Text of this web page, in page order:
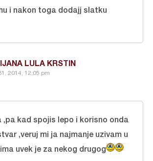
LULA KRSTIN
2014, 12:05 pm
i nakon toga dodajj slatku
,pa kad spojis lepo i korisno onda
,veruj mi ja najmanje uzivam u
uvek je za nekog drugog